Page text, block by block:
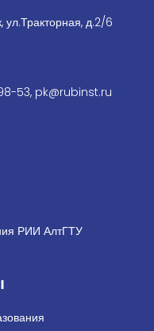
ул.Тракторная, д.2/6
53, pk@rubinst.ru
РИИ АлтГТУ